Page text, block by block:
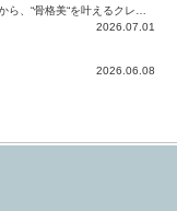
2026.07.01
2026.06.08